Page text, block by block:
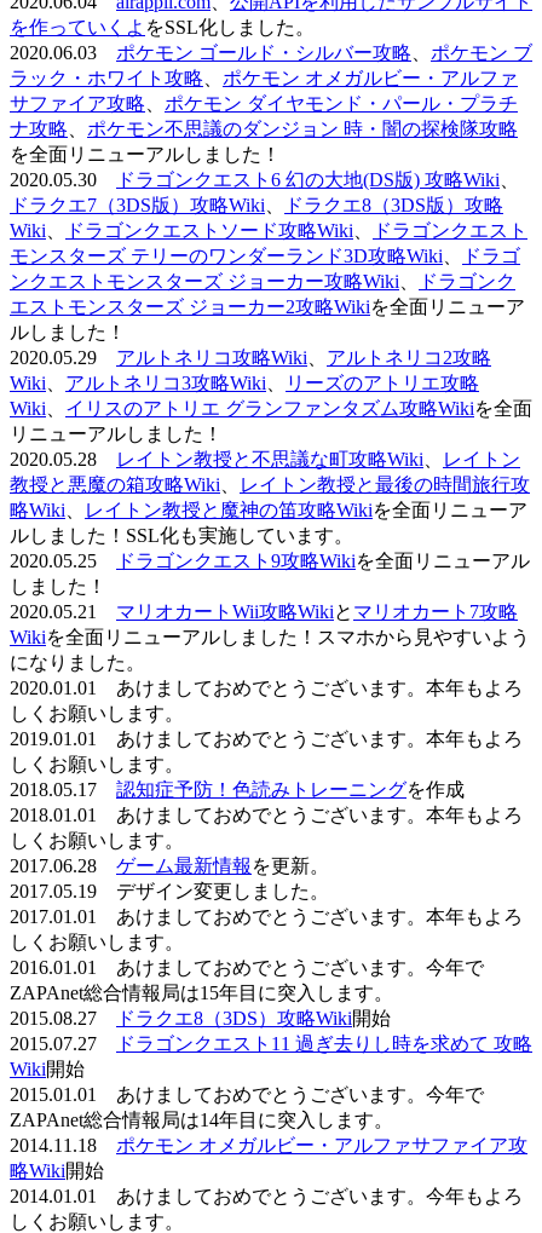
を作っていくよ をSSL化しました。
2020.06.03 ポケモン ゴールド・シルバー攻略
ポケモン ブ
ラック・ホワイト攻略
ポケモン オメガルビー・アルファ
サファイア攻略
ポケモン ダイヤモンド・パール・プラチ
ナ攻略
ポケモン不思議のダンジョン 時・闇の探検隊攻略
を全面リニューアルしました！
2020.05.30
ドラゴンクエスト6 幻の大地(DS版) 攻略Wiki
ドラクエ7（3DS版）攻略Wiki
ドラクエ8（3DS版）攻略
Wiki
ドラゴンクエストソード攻略Wiki
ドラゴンクエスト
モンスターズ テリーのワンダーランド3D攻略Wiki
ドラゴ
ンクエストモンスターズ ジョーカー攻略Wiki
ドラゴンク
エストモンスターズ ジョーカー2攻略Wikiを全面リニューア
ルしました！
2020.05.29 アルトネリコ攻略Wiki
アルトネリコ2攻略
Wiki
アルトネリコ3攻略Wiki
リーズのアトリエ攻略
Wiki
イリスのアトリエ グランファンタズム攻略Wikiを全面
リニューアルしました！
2020.05.28
レイトン教授と不思議な町攻略Wiki
レイトン
教授と悪魔の箱攻略Wiki
レイトン教授と最後の時間旅行攻
略Wiki
レイトン教授と魔神の笛攻略Wikiを全面リニューア
ルしました！SSL化も実施しています。
2020.05.25
ドラゴンクエスト9攻略Wikiを全面リニューアル
しました！
2020.05.21 マリオカートWii攻略Wikiと マリオカート7攻略
Wikiを全面リニューアルしました！スマホから見やすいよう
になりました。
2020.01.01 あけましておめでとうございます。本年もよろ
しくお願いします。
2019.01.01 あけましておめでとうございます。本年もよろ
しくお願いします。
2018.05.17 認知症予防！色読みトレーニングを作成
2018.01.01 あけましておめでとうございます。本年もよろ
しくお願いします。
2017.06.28 ゲーム最新情報 を更新。
2017.05.19 デザイン変更しました。
2017.01.01 あけましておめでとうございます。本年もよろ
しくお願いします。
2016.01.01 あけましておめでとうございます。今年で
ZAPAnet総合情報局は15年目に突入します。
2015.08.27
ドラクエ8（3DS）攻略Wiki開始
2015.07.27
ドラゴンクエスト11 過ぎ去りし時を求めて 攻略
Wiki開始
2015.01.01 あけましておめでとうございます。今年で
ZAPAnet総合情報局は14年目に突入します。
2014.11.18 ポケモン オメガルビー・アルファサファイア攻
略Wiki開始
2014.01.01 あけましておめでとうございます。今年もよろ
しくお願いします。